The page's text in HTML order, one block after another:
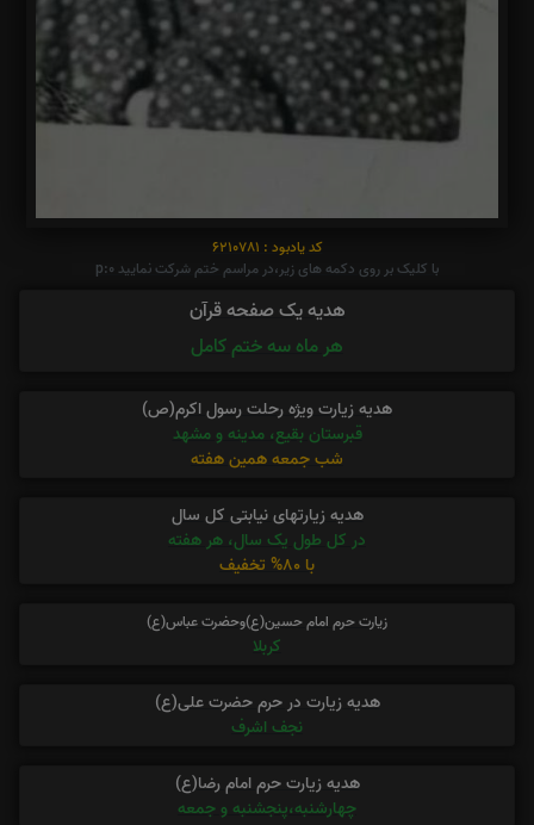
کد یادبود : 6210781
با کلیک بر روی دکمه های زیر،در مراسم ختم شرکت نمایید p:0
هدیه یک صفحه قرآن
هر ماه سه ختم کامل
هدیه زیارت ویژه رحلت رسول اکرم(ص)
قبرستان بقیع، مدینه و مشهد
شب جمعه همین هفته
هدیه زیارتهای نیابتی کل سال
در کل طول یک سال، هر هفته
با 80% تخفیف
زیارت حرم امام حسین(ع)وحضرت عباس(ع)
کربلا
هدیه زیارت در حرم حضرت علی(ع)
نجف اشرف
هدیه زیارت حرم امام رضا(ع)
چهارشنبه،پنجشنبه و جمعه